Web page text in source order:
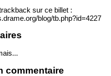
sur ce billet :
blog/tb.php?id=4227
commentaire